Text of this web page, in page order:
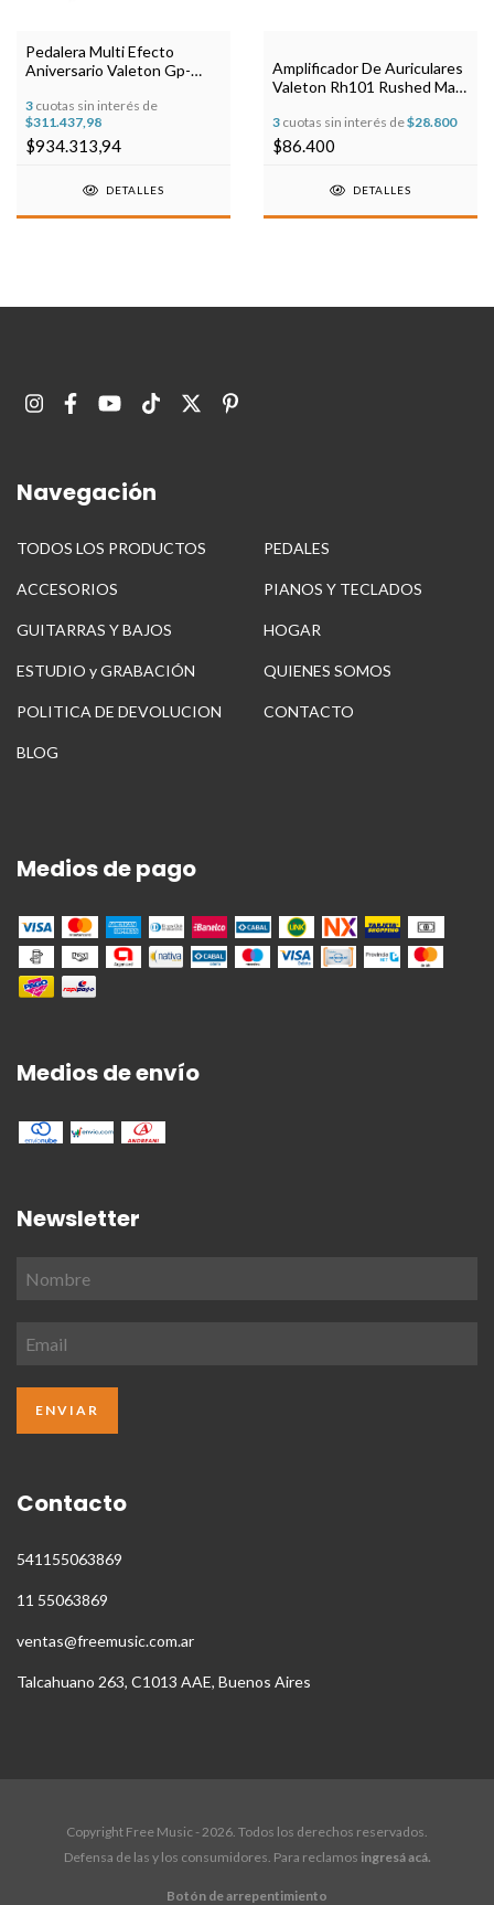
Pedalera Multi Efecto
Aniversario Valeton Gp-
3 cuotas sin interés de
$311.437,98
$934.313,94
DETALLES
Amplificador De Auriculares
Valeton Rh101 Rushed Max
3 cuotas sin interés de$28.800
$86.400
DETALLES
Navegación
TODOS LOS PRODUCTOS PEDALES
ACCESORIOS PIANOS Y TECLADOS
GUITARRAS Y BAJOS HOGAR
ESTUDIO y GRABACIÓN QUIENES SOMOS
POLITICA DE DEVOLUCION CONTACTO
BLOG
Medios de pago
Medios de envío
Newsletter
Contacto
541155063869
11 55063869
ventas@freemusic.com.ar
Talcahuano 263, C1013 AAE, Buenos Aires
Copyright Free Music - 2026. Todos los derechos reservados.
Defensa de las y los consumidores. Para reclamos ingresá acá.
Botón de arrepentimiento